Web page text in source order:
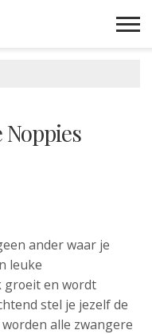
ander waar je
leuke
groeit en wordt
stel je jezelf de
alle zwangere